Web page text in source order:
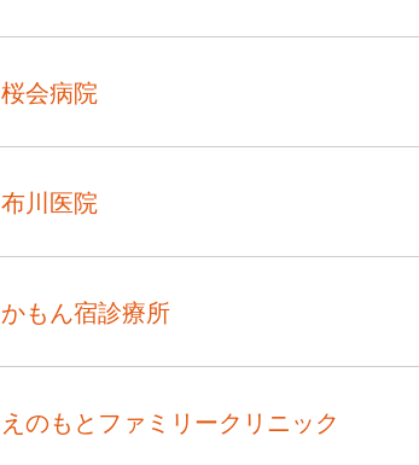
桜会病院
布川医院
かもん宿診療所
えのもとファミリークリニック